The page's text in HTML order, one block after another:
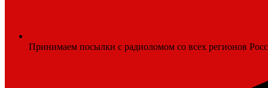
Принимаем посылки с радиоломом со всех регионов